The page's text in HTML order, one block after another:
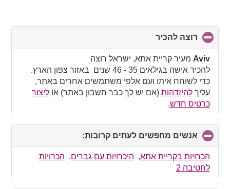
רוצה להכיר
to
collapse
contents
Aviv מעיר קריית אתא, ישראל רוצה
להכיר אישה בגילאים 35 - 46 שנים באזור צפון הארץ.
כדי לשוחח איתו ועם אלפי משתמשים אחרים באתר,
עליךלהיזדהות (אם יש לך כבר חשבון באתר) אוליצור
כרטיס חדש.
אנשים מחפשים לעתים קרובות:
to
collapse
הכרויות בקריית אתא, היכרויות עם גברים, הכרויות
לחטיבה 2